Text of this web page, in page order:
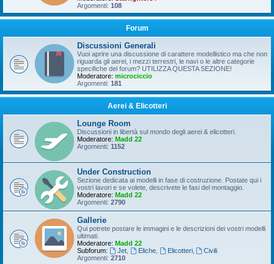
Argomenti: 108
Forum
Discussioni Generali
Vuoi aprire una discussione di carattere modellistico ma che non
riguarda gli aerei, i mezzi terrestri, le navi o le altre categorie
specifiche del forum? UTILIZZA QUESTA SEZIONE!
Moderatore: microciccio
Argomenti: 181
Aerei & Elicotteri
Lounge Room
Discussioni in libertà sul mondo degli aerei & elicotteri.
Moderatore: Madd 22
Argomenti: 1152
Under Construction
Sezione dedicata ai modelli in fase di costruzione. Postate qui i
vostri lavori e se volete, descrivete le fasi del montaggio.
Moderatore: Madd 22
Argomenti: 2790
Gallerie
Qui potrete postare le immagini e le descrizioni dei vostri modelli
ultimati.
Moderatore: Madd 22
Subforum:
Jet, Eliche, Elicotteri,
Civili
Argomenti: 2710